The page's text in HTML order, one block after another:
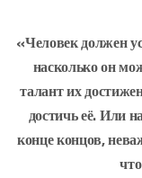
«Человек должен
насколько он
талант их
достичь её. Или
конце концов,